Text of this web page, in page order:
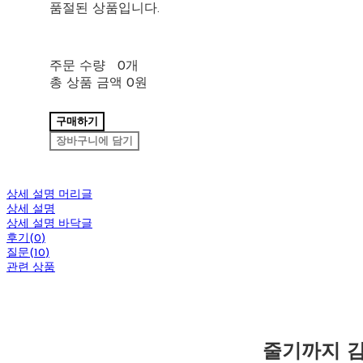
품절된 상품입니다.
주문 수량
0개
총 상품 금액 0원
구매하기
장바구니에 담기
상세 설명 머리글
상세 설명
상세 설명 바닥글
후기(0)
질문(10)
관련 상품
줄기까지